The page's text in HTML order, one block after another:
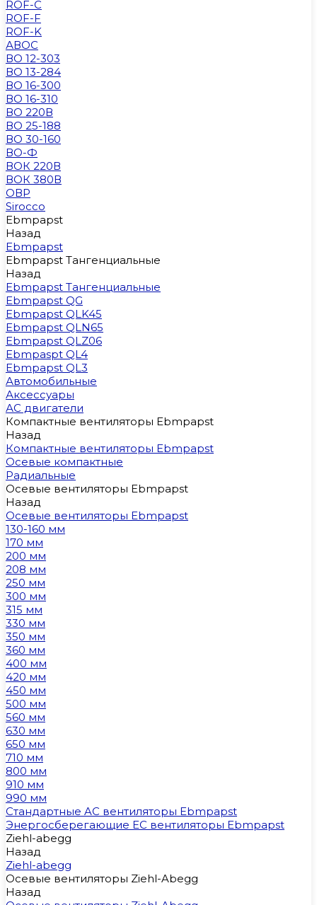
ROF-C
ROF-F
ROF-K
АВОС
ВО 12-303
ВО 13-284
ВО 16-300
ВО 16-310
ВО 220В
ВО 25-188
ВО 30-160
ВО-Ф
ВОК 220В
ВОК 380В
ОВР
Sirocco
Ebmpapst
Назад
Ebmpapst
Ebmpapst Тангенциальные
Назад
Ebmpapst Тангенциальные
Ebmpapst QG
Ebmpapst QLK45
Ebmpapst QLN65
Ebmpapst QLZ06
Ebmpaspt QL4
Ebmpapst QL3
Автомобильные
Аксессуары
АС двигатели
Компактные вентиляторы Ebmpapst
Назад
Компактные вентиляторы Ebmpapst
Осевые компактные
Радиальные
Осевые вентиляторы Ebmpapst
Назад
Осевые вентиляторы Ebmpapst
130-160 мм
170 мм
200 мм
208 мм
250 мм
300 мм
315 мм
330 мм
350 мм
360 мм
400 мм
420 мм
450 мм
500 мм
560 мм
630 мм
650 мм
710 мм
800 мм
910 мм
990 мм
Стандартные AC вентиляторы Ebmpapst
Энергосберегающие EC вентиляторы Ebmpapst
Ziehl-abegg
Назад
Ziehl-abegg
Осевые вентиляторы Ziehl-Abegg
Назад